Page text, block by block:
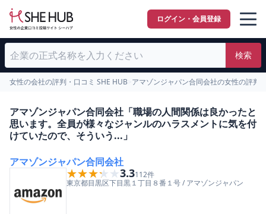
ログイン・会員登録
検索
女性の会社の評判・口コミ SHE HUB アマゾンジャパン合同会社の女性の評判
アマゾンジャパン合同会社「職場の人間関係は良かったと
思います。全員が様々なジャンルのハラスメントに気を付
けていたので、そういう...」
アマゾンジャパン合同会社
★★★★★
★★★★★3.3112件
東京都目黒区下目黒１丁目８番１号/アマゾンジャパン